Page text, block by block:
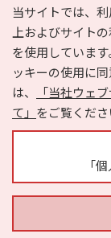
当サイトでは、
上およびサイト
を使用していま
ッキーの使用に
は、
「当社ウェ
て」 をご覧くださ
「